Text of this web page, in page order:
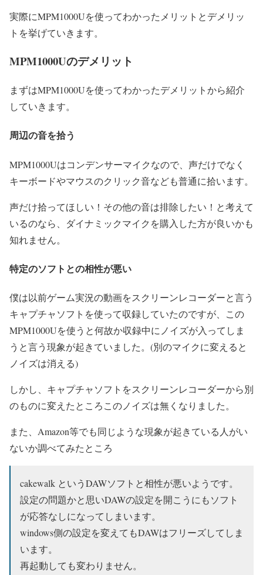
実際にMPM1000Uを使ってわかったメリットとデメリッ
トを挙げていきます。
MPM1000Uのデメリット
まずはMPM1000Uを使ってわかったデメリットから紹介
していきます。
周辺の音を拾う
MPM1000Uはコンデンサーマイクなので、声だけでなく
キーボードやマウスのクリック音なども普通に拾います。
声だけ拾ってほしい！その他の音は排除したい！と考えて
いるのなら、ダイナミックマイクを購入した方が良いかも
知れません。
特定のソフトとの相性が悪い
僕は以前ゲーム実況の動画をスクリーンレコーダーと言う
キャプチャソフトを使って収録していたのですが、この
MPM1000Uを使うと何故か収録中にノイズが入ってしま
うと言う現象が起きていました。(別のマイクに変えると
ノイズは消える)
しかし、キャプチャソフトをスクリーンレコーダーから別
のものに変えたところこのノイズは無くなりました。
また、Amazon等でも同じような現象が起きている人がい
ないか調べてみたところ
cakewalk というDAWソフトと相性が悪いようです。
設定の問題かと思いDAWの設定を開こうにもソフト
が応答なしになってしまいます。
windows側の設定を変えてもDAWはフリーズしてしま
います。
再起動しても変わりません。